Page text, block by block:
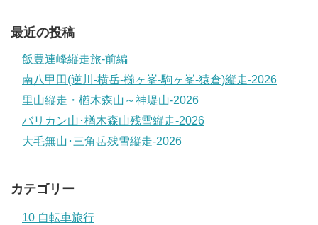
最近の投稿
飯豊連峰縦走旅-前編
南八甲田(逆川-横岳-櫛ヶ峯-駒ヶ峯-猿倉)縦走-2026
里山縦走・楢木森山～神堤山-2026
バリカン山･楢木森山残雪縦走-2026
大毛無山･三角岳残雪縦走-2026
カテゴリー
10 自転車旅行